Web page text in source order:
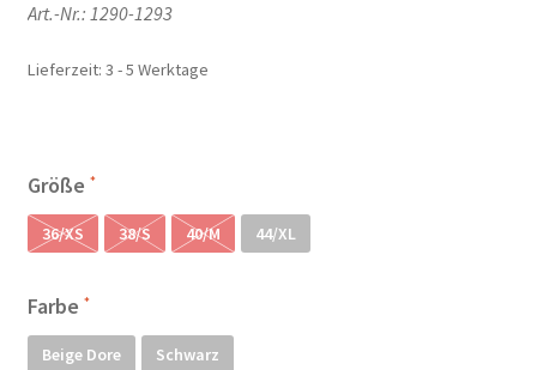
Informazioni sui metodi di spedizione e di pagamento
Infos zu Versand und Bezahlmethoden
Mein Konto
Art.-Nr.: 1290-1293
Lieferzeit: 3 - 5 Werktage
Größe
36/XS 38/S 40/M 44/XL
Farbe
Beige Dore Schwarz